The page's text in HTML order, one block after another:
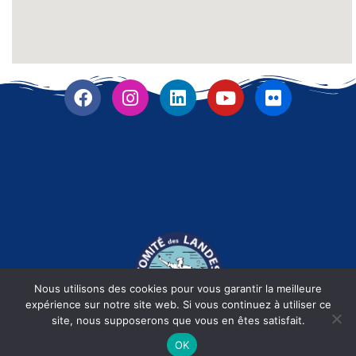
Fièrement propulsé parRLDigiCom
Nous utilisons des cookies pour vous garantir la meilleure
expérience sur notre site web. Si vous continuez à utiliser ce
site, nous supposerons que vous en êtes satisfait.
OK